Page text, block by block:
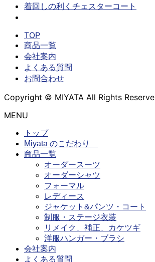
着回しの利くチェスターコート
TOP
商品一覧
会社案内
よくある質問
お問合わせ
Copyright © MIYATA All Rights
MENU
トップ
Miyata のこだわり
商品一覧
オーダースーツ
オーダーシャツ
フォーマル
レディース
ジャケット&パンツ・コート
制服・ステージ衣装
リメイク、補正、カケツギ
洋服ハンガー・ブラシ
会社案内
よくある質問